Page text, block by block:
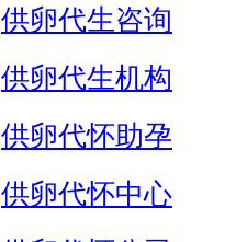
供卵代生咨询
供卵代生机构
供卵代怀助孕
供卵代怀中心